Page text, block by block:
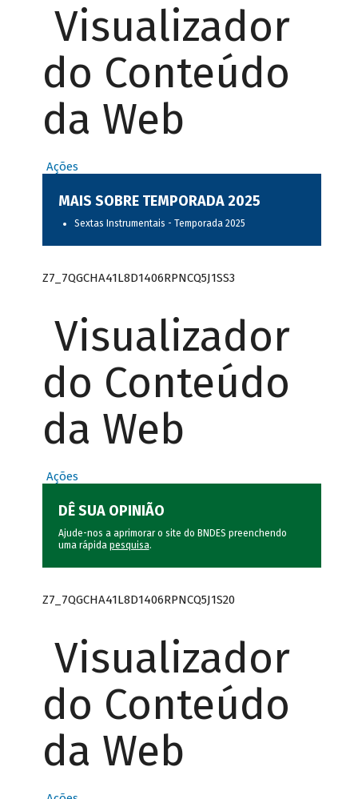
Visualizador
do Conteúdo
da Web
Ações
MAIS SOBRE TEMPORADA 2025
Sextas Instrumentais - Temporada 2025
Z7_7QGCHA41L8D1406RPNCQ5J1SS3
Visualizador
do Conteúdo
da Web
Ações
DÊ SUA OPINIÃO
Ajude-nos a aprimorar o site do BNDES preenchendo
uma rápida pesquisa.
Z7_7QGCHA41L8D1406RPNCQ5J1S20
Visualizador
do Conteúdo
da Web